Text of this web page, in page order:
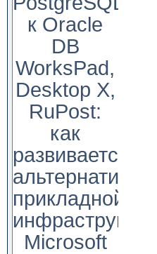
к Oracle
DB
WorksPad,
Desktop X,
RuPost:
как
развивается
альтернатива
прикладной
инфраструктуре
Microsoft